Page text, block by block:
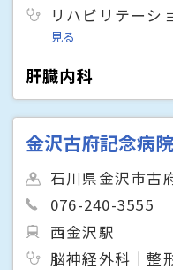
リハビリテーシ
見る
肝臓内科
金沢古府記念病院
石川県金沢市古
076-240-3555
西金沢駅
脳神経外科
整